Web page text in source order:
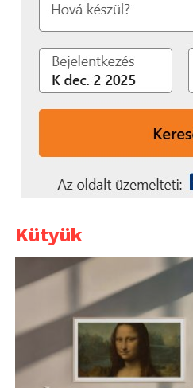
Kütyük